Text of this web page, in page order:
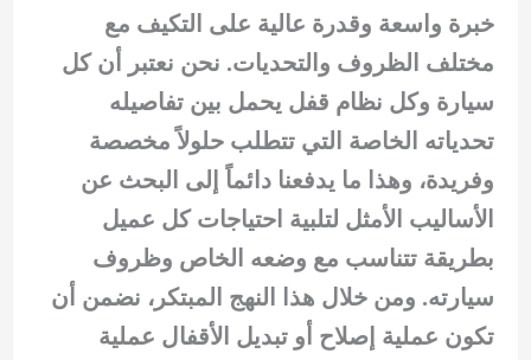
خبرة واسعة وقدرة عالية على التكيف مع
مختلف الظروف والتحديات. نحن نعتبر أن كل
سيارة وكل نظام قفل يحمل بين تفاصيله
تحدياته الخاصة التي تتطلب حلولاً مخصصة
وفريدة، وهذا ما يدفعنا دائماً إلى البحث عن
الأساليب الأمثل لتلبية احتياجات كل عميل
بطريقة تتناسب مع وضعه الخاص وظروف
سيارته. ومن خلال هذا النهج المبتكر، نضمن أن
تكون عملية إصلاح أو تبديل الأقفال عملية